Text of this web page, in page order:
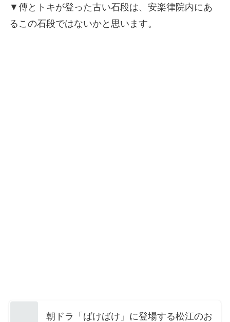
▼傳とトキが登った古い石段は、安楽律院内にあ
るこの石段ではないかと思います。
朝ドラ「ばけばけ」に登場する松江のお